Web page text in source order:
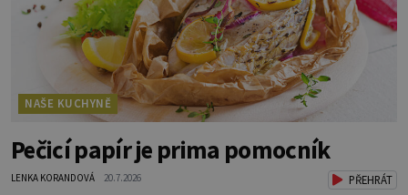
NAŠE KUCHYNĚ
Pečicí papír je prima pomocník
LENKA KORANDOVÁ 20.7.2026 PŘEHRÁT